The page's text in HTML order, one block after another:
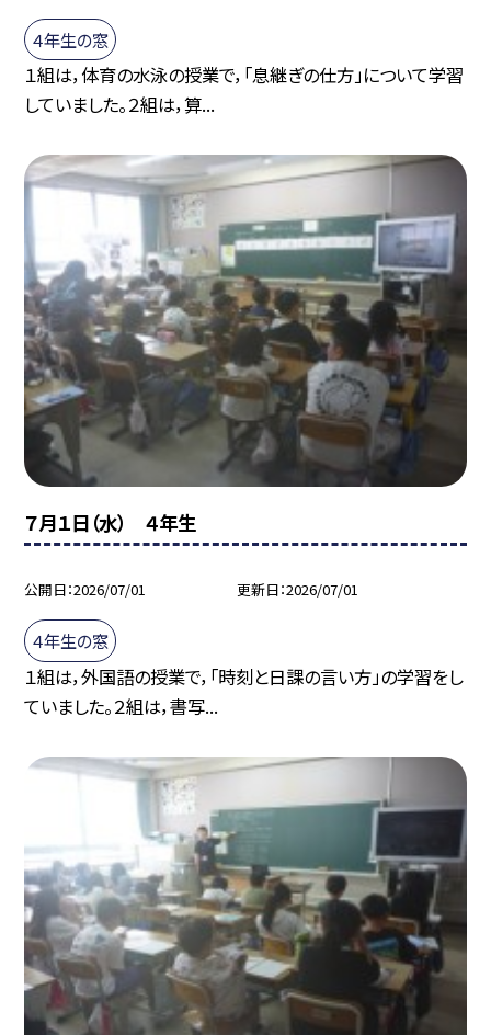
４年生の窓
１組は，体育の水泳の授業で，「息継ぎの仕方」について学習
していました。２組は，算...
７月１日（水） ４年生
公開日 2026/07/01 更新日 2026/07/01
４年生の窓
１組は，外国語の授業で，「時刻と日課の言い方」の学習をし
ていました。２組は，書写...